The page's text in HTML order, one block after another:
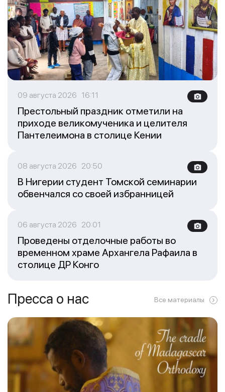
09 августа 2026 16:11
Престольный праздник отметили на
приходе великомученика и целителя
Пантелеимона в столице Кении
08 августа 2026 20:50
В Нигерии студент Томской семинарии
обвенчался со своей избранницей
06 августа 2026 20:01
Проведены отделочные работы во
временном храме Архангела Рафаила в
столице ДР Конго
Пресса о нас Все материалы